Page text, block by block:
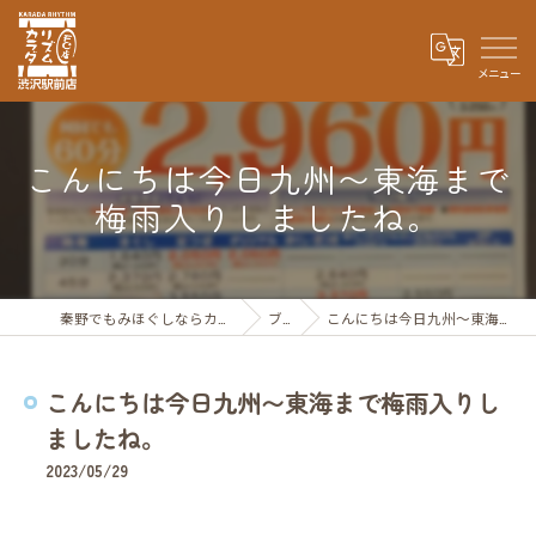
こんにちは今日九州〜東海まで
梅雨入りしましたね。
ブログ こんにちは今日九州〜東海まで梅雨入りしましたね。
こんにちは今日九州〜東海まで梅雨入りし
ましたね。
2023/05/29